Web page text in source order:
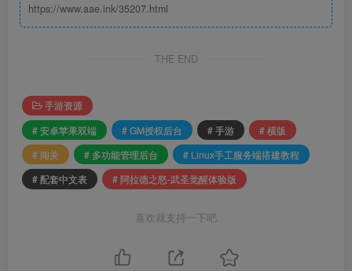
https://www.aae.ink/35207.html
THE END
手游资源
# 安卓苹果双端
# GM授权后台 # 手游
# 横版
# 闯关
# 多功能管理后台
# Linux手工服务端搭建教程
# 配套中文表
# 阿拉德之怒-武圣觉醒体验版
喜欢就支持一下吧